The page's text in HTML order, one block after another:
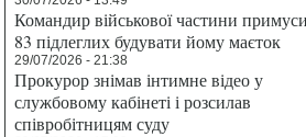
Командир військової частини
83 підлеглих будувати йому маєток
29/07/2026 - 21:38
Прокурор знімав інтимне відео у
службовому кабінеті і розсилав
співробітницям суду